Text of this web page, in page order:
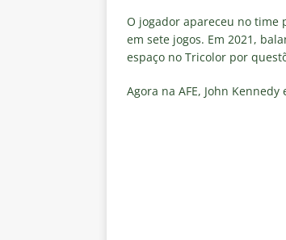
O jogador apareceu no time
em sete jogos. Em 2021,
espaço no Tricolor por
Agora na AFE, John